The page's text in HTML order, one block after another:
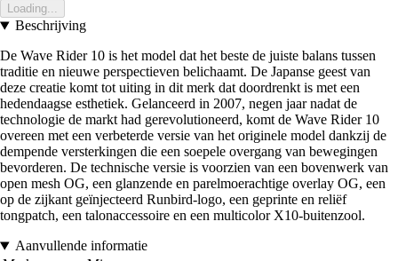
Loading...
Beschrijving
De Wave Rider 10 is het model dat het beste de juiste balans tussen
traditie en nieuwe perspectieven belichaamt. De Japanse geest van
deze creatie komt tot uiting in dit merk dat doordrenkt is met een
hedendaagse esthetiek. Gelanceerd in 2007, negen jaar nadat de
technologie de markt had gerevolutioneerd, komt de Wave Rider 10
overeen met een verbeterde versie van het originele model dankzij de
dempende versterkingen die een soepele overgang van bewegingen
bevorderen. De technische versie is voorzien van een bovenwerk van
open mesh OG, een glanzende en parelmoerachtige overlay OG, een
op de zijkant geïnjecteerd Runbird-logo, een geprinte en reliëf
tongpatch, een talonaccessoire en een multicolor X10-buitenzool.
Aanvullende informatie